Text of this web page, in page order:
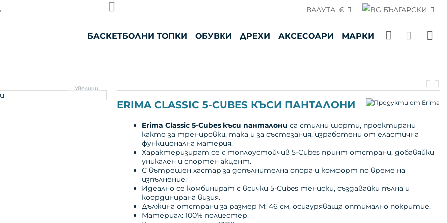
до Черноморието
Speedy, някои линии, обслужващи градове и населени места по Българското Черноморие, в момента са с
оперативна натовареност на куриерската компания и са извън нашия пряк контрол.
и Ви благодарим за търпението и разбирането.
БЪЛГАРСКИ
ВАЛУТА: €
БАСКЕТБОЛНИ ТОПКИ ОБУВКИ ДРЕХИ АКСЕСОАРИ МАРКИ
Увеличи
ERIMA CLASSIC 5-CUBES КЪСИ ПАНТАЛОНИ
Erima Classic 5-Cubes къси панталони са стилни шорти, проектирани
както за тренировки, така и за състезания, изработени от еластична
функционална материя.
Характеризират се с топлоустойчив 5-Cubes принт отстрани, добавяйки
уникален и спортен акцент.
С вътрешен хастар за допълнителна опора и комфорт по време на
изпълнение.
Идеално се комбинират с всички 5-Cubes тениски, създавайки пълна и
координирана визия.
Дължина отстрани за размер M: 46 см, осигуряваща оптимално покритие.
Материал: 100% полиестер.